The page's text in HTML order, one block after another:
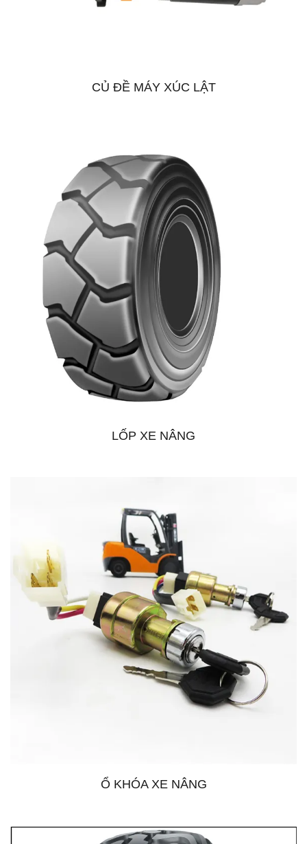
CỦ ĐỀ MÁY XÚC LẬT
LỐP XE NÂNG
Ổ KHÓA XE NÂNG